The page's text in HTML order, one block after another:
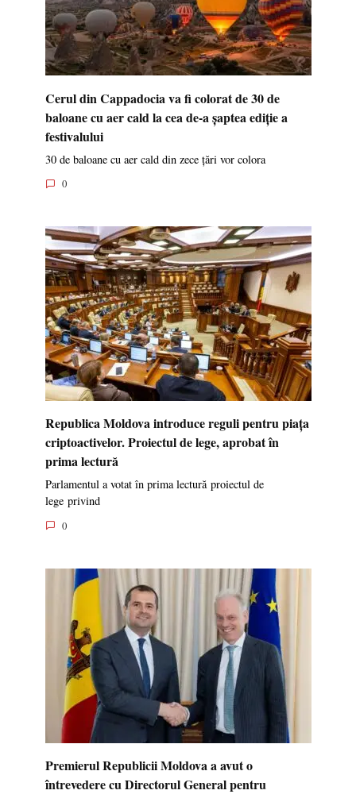
Cerul din Cappadocia va fi colorat de 30 de
baloane cu aer cald la cea de-a șaptea ediție a
festivalului
30 de baloane cu aer cald din zece țări vor colora
0
Republica Moldova introduce reguli pentru piața
criptoactivelor. Proiectul de lege, aprobat în
prima lectură
Parlamentul a votat în prima lectură proiectul de
lege privind
0
Premierul Republicii Moldova a avut o
întrevedere cu Directorul General pentru